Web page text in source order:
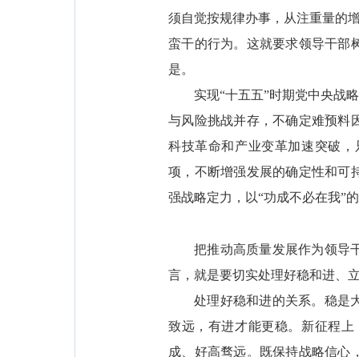
须自觉按规律办事，从注重量的
蛮干的行为。这就要求领导干部
是。
实现“十五五”时期党中央战
与风险挑战并存，不确定难预料
科技革命和产业变革加速突破
项，不断增强发展的确定性和可
强战略定力，以“功成不必在我”
把推动高质量发展作为领导
言，就是要切实处理好稳和进、
处理好稳和进的关系。稳是
致远，有进才能更稳。新征程
成、好高骛远。既保持战略信心